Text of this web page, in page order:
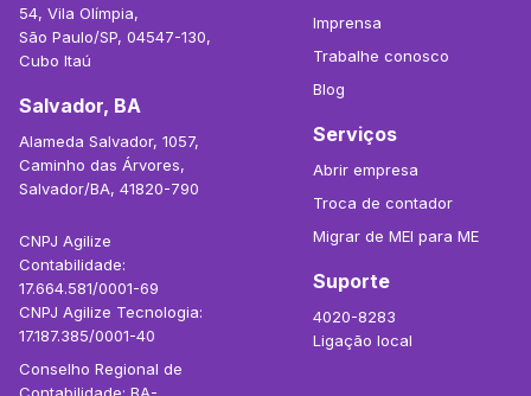
54, Vila Olímpia,
São Paulo/SP, 04547-130,
Cubo Itaú
Salvador, BA
Alameda Salvador, 1057,
Caminho das Árvores,
Salvador/BA, 41820-790
CNPJ Agilize
Contabilidade:
17.664.581/0001-69
CNPJ Agilize Tecnologia:
17.187.385/0001-40
Conselho Regional de
Imprensa
Trabalhe conosco
Blog
Serviços
Abrir empresa
Troca de contador
Migrar de MEI para ME
Suporte
4020-8283
Ligação local